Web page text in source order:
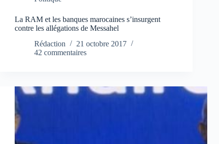
La RAM et les banques marocaines s’insurgent
contre les allégations de Messahel
Rédaction
21 octobre 2017
42 commentaires